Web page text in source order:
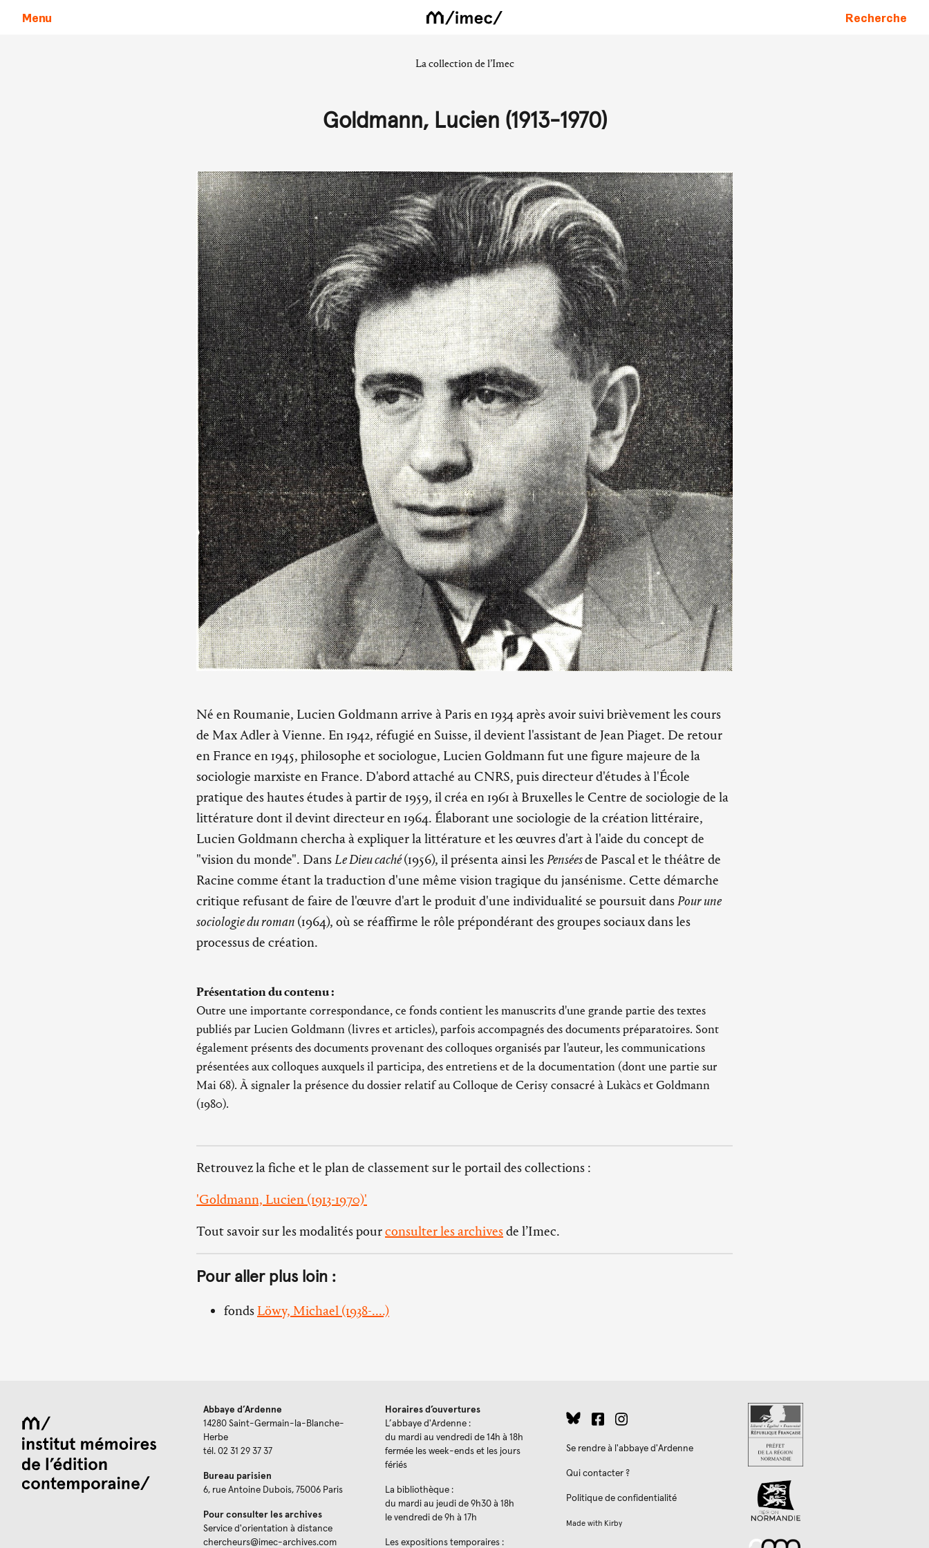
Menu Recherche
La collection de l’Imec
Goldmann, Lucien (1913-1970)
Né en Roumanie, Lucien Goldmann arrive à Paris en 1934 après avoir suivi brièvement les cours
de Max Adler à Vienne. En 1942, réfugié en Suisse, il devient l'assistant de Jean Piaget. De retour
en France en 1945, philosophe et sociologue, Lucien Goldmann fut une figure majeure de la
sociologie marxiste en France. D'abord attaché au CNRS, puis directeur d'études à l'École
pratique des hautes études à partir de 1959, il créa en 1961 à Bruxelles le Centre de sociologie de la
littérature dont il devint directeur en 1964. Élaborant une sociologie de la création littéraire,
Lucien Goldmann chercha à expliquer la littérature et les œuvres d'art à l'aide du concept de
"vision du monde". DansLe Dieu caché(1956), il présenta ainsi lesPenséesde Pascal et le théâtre de
Racine comme étant la traduction d'une même vision tragique du jansénisme. Cette démarche
critique refusant de faire de l'œuvre d'art le produit d'une individualité se poursuit dansPour une
sociologie du roman (1964), où se réaffirme le rôle prépondérant des groupes sociaux dans les
processus de création.
Présentation du contenu :
Outre une importante correspondance, ce fonds contient les manuscrits d'une grande partie des textes
publiés par Lucien Goldmann (livres et articles), parfois accompagnés des documents préparatoires. Sont
également présents des documents provenant des colloques organisés par l'auteur, les communications
présentées aux colloques auxquels il participa, des entretiens et de la documentation (dont une partie sur
Mai 68). À signaler la présence du dossier relatif au Colloque de Cerisy consacré à Lukàcs et Goldmann
(1980).
Retrouvez la fiche et le plan de classement sur le portail des collections :
'Goldmann, Lucien (1913-1970)'
Tout savoir sur les modalités pourconsulter les archivesde l’Imec.
Pour aller plus loin :
fonds Löwy, Michael (1938-....)
Abbaye d’Ardenne
14280 Saint-Germain-la-Blanche-
Herbe
tél. 02 31 29 37 37
Bureau parisien
6, rue Antoine Dubois, 75006 Paris
Pour consulter les archives
Service d'orientation à distance
chercheurs@imec-archives.com
Horaires d’ouvertures
L’abbaye d'Ardenne :
du mardi au vendredi de 14h à 18h
fermée les week-ends et les jours
fériés
La bibliothèque :
du mardi au jeudi de 9h30 à 18h
le vendredi de 9h à 17h
Les expositions temporaires :
Se rendre à l'abbaye d'Ardenne
Qui contacter ?
Politique de confidentialité
Made with Kirby